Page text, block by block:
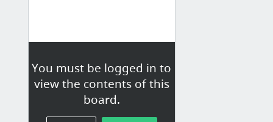
You must be logged in to
view the contents of this
board.